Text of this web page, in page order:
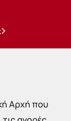
Αρχή που